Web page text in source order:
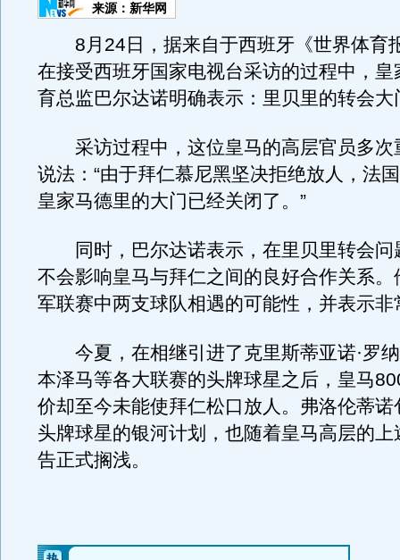
来源： 新华网
8月24日，据来自于西班牙《世界体育
在接受西班牙国家电视台采访的过程中，皇
育总监巴尔达诺明确表示：里贝里的转会大
采访过程中，这位皇马的高层官员多次
说法：“由于拜仁慕尼黑坚决拒绝放人，法
皇家马德里的大门已经关闭了。”
同时，巴尔达诺表示，在里贝里转会问
不会影响皇马与拜仁之间的良好合作关系。
军联赛中两支球队相遇的可能性，并表示非
今夏，在相继引进了克里斯蒂亚诺·罗
本泽马等各大联赛的头牌球星之后，皇马
价却至今未能使拜仁松口放人。弗洛伦蒂诺
头牌球星的银河计划，也随着皇马高层的上
告正式搁浅。